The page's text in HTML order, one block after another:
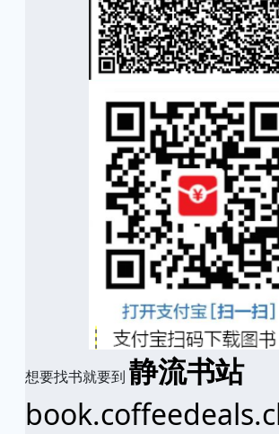
想要找书就要到 静流书站